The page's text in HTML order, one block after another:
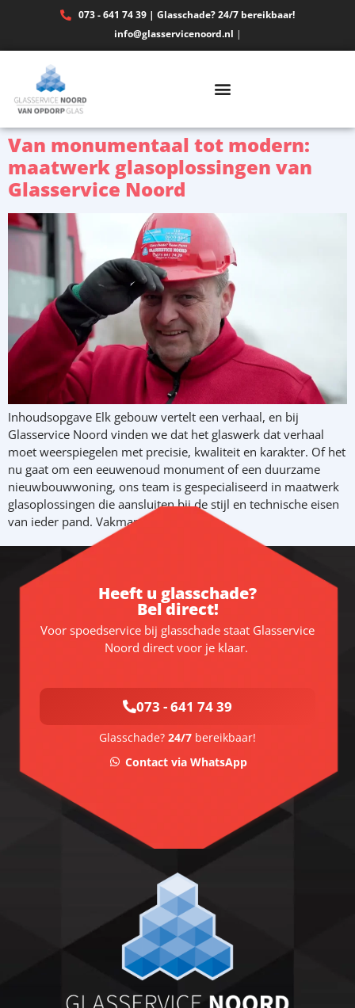
073 - 641 74 39 | Glasschade? 24/7 bereikbaar!
info@glasservicenoord.nl |
Van monumentaal tot modern:
maatwerk glasoplossingen van
Glasservice Noord
Inhoudsopgave Elk gebouw vertelt een verhaal, en bij
Glasservice Noord vinden we dat het glaswerk dat verhaal
moet weerspiegelen met precisie, kwaliteit en karakter. Of het
nu gaat om een eeuwenoud monument of een duurzame
nieuwbouwwoning, ons team is gespecialiseerd in maatwerk
glasoplossingen die aansluiten bij de stijl en technische eisen
van ieder pand. Vakmanschap […]
Heeft u glasschade?
Bel direct!
Voor spoedservice bij glasschade staat Glasservice
Noord direct voor je klaar.
073 - 641 74 39
Glasschade? 24/7 bereikbaar!
Contact via WhatsApp